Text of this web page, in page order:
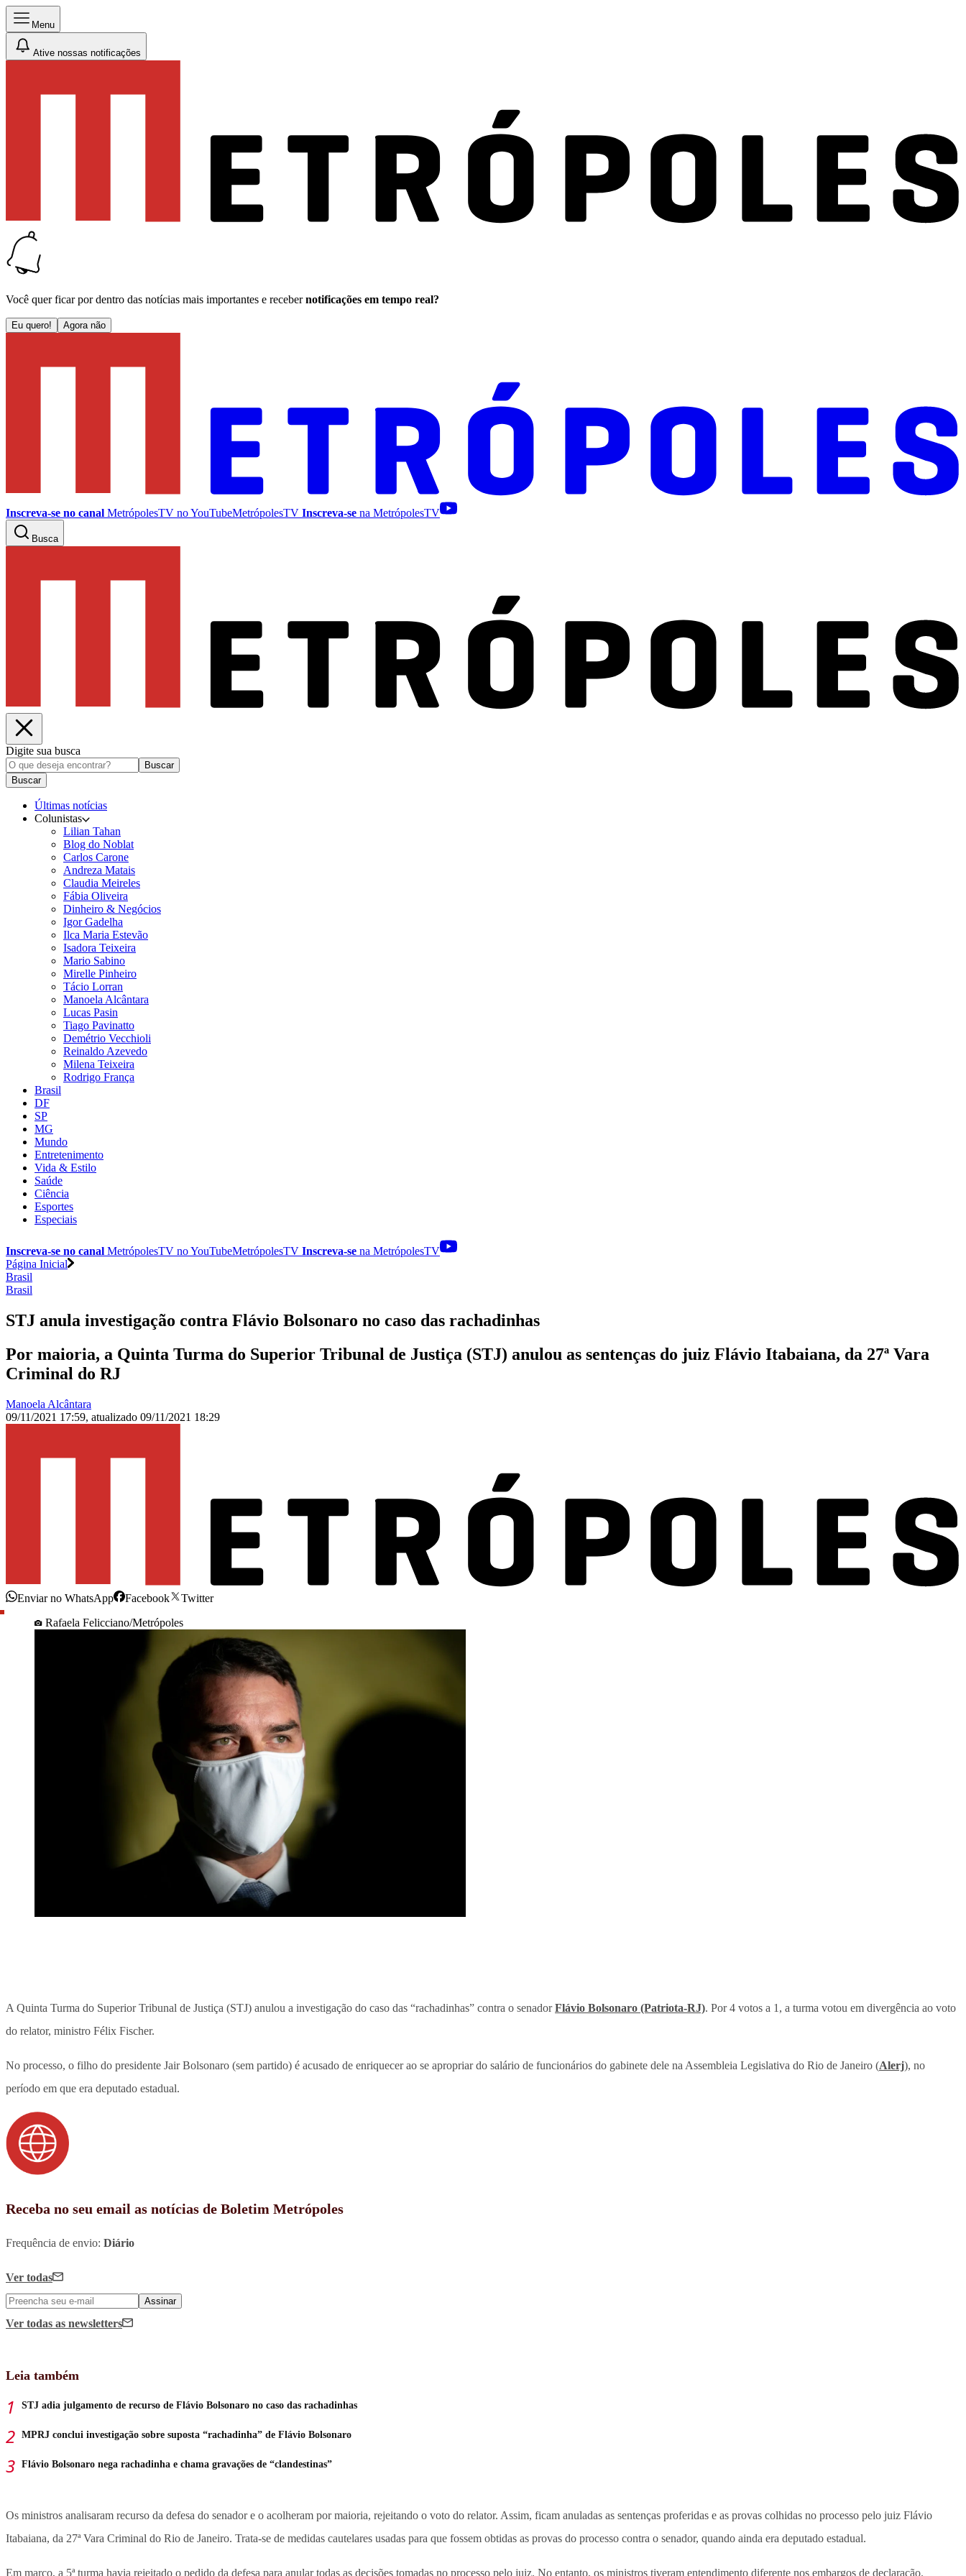
Menu
Ative nossas notificações
Você quer ficar por dentro das notícias mais importantes e receber notificações em tempo real?
Eu quero! Agora não
Inscreva-se no canal MetrópolesTV noYouTubeMetrópolesTV Inscreva-se na MetrópolesTV
Busca
Digite sua busca
Buscar
Buscar
Últimas notícias
Colunistas
Lilian Tahan
Blog do Noblat
Carlos Carone
Andreza Matais
Claudia Meireles
Fábia Oliveira
Dinheiro & Negócios
Igor Gadelha
Ilca Maria Estevão
Isadora Teixeira
Mario Sabino
Mirelle Pinheiro
Tácio Lorran
Manoela Alcântara
Lucas Pasin
Tiago Pavinatto
Demétrio Vecchioli
Reinaldo Azevedo
Milena Teixeira
Rodrigo França
Brasil
DF
SP
MG
Mundo
Entretenimento
Vida & Estilo
Saúde
Ciência
Esportes
Especiais
Inscreva-se no canal MetrópolesTV noYouTubeMetrópolesTV Inscreva-se na MetrópolesTV
Página Inicial
Brasil
Brasil
STJ anula investigação contra Flávio Bolsonaro no caso das rachadinhas
Por maioria, a Quinta Turma do Superior Tribunal de Justiça (STJ) anulou as sentenças do juiz Flávio Itabaiana, da 27ª Vara
Criminal do RJ
Manoela Alcântara
09/11/2021 17:59, atualizado 09/11/2021 18:29
Enviar no WhatsApp Facebook
Twitter
Rafaela Felicciano/Metrópoles
A Quinta Turma do Superior Tribunal de Justiça (STJ) anulou a investigação do caso das “rachadinhas” contra o senadorFlávio Bolsonaro (Patriota-RJ). Por 4 votos a 1, a turma votou em divergência ao voto
do relator, ministro Félix Fischer.
No processo, o filho do presidente Jair Bolsonaro (sem partido) é acusado de enriquecer ao se apropriar do salário de funcionários do gabinete dele na Assembleia Legislativa do Rio de Janeiro (Alerj), no
período em que era deputado estadual.
Receba no seu email as notícias de Boletim Metrópoles
Frequência de envio: Diário
Ver todas
Assinar
Ver todas as newsletters
Leia também
STJ adia julgamento de recurso de Flávio Bolsonaro no caso das rachadinhas
MPRJ conclui investigação sobre suposta “rachadinha” de Flávio Bolsonaro
Flávio Bolsonaro nega rachadinha e chama gravações de “clandestinas”
Os ministros analisaram recurso da defesa do senador e o acolheram por maioria, rejeitando o voto do relator. Assim, ficam anuladas as sentenças proferidas e as provas colhidas no processo pelo juiz Flávio
Itabaiana, da 27ª Vara Criminal do Rio de Janeiro. Trata-se de medidas cautelares usadas para que fossem obtidas as provas do processo contra o senador, quando ainda era deputado estadual.
Em março, a 5ª turma havia rejeitado o pedido da defesa para anular todas as decisões tomadas no processo pelo juiz. No entanto, os ministros tiveram entendimento diferente nos embargos de declaração.